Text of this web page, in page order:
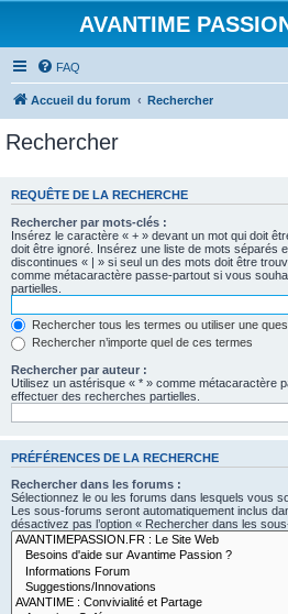
AVANTIME
FAQ
Accueil du forum Rechercher
Rechercher
REQUÊTE DE LA RECHERCHE
Rechercher par mots-clés :
Insérez le caractère « + » devant un mot qui doit
doit être ignoré. Insérez une liste de mots séparés
discontinues « | » si seul un des mots doit être
comme métacaractère passe-partout si vous
partielles.
Rechercher tous les termes ou utiliser une
Rechercher n’importe quel de ces termes
Rechercher par auteur :
Utilisez un astérisque « * » comme métacaractère
effectuer des recherches partielles.
PRÉFÉRENCES DE LA RECHERCHE
Rechercher dans les forums :
Sélectionnez le ou les forums dans lesquels vous
Les sous-forums seront automatiquement inclus
désactivez pas l’option « Rechercher dans les